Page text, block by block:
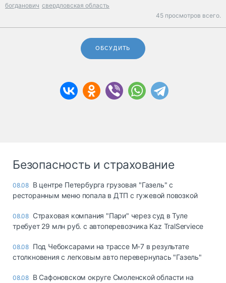
богданович свердловская область
45 просмотров всего.
ОБСУДИТЬ
Безопасность и страхование
08.08 В центре Петербурга грузовая "Газель" с
ресторанным меню попала в ДТП с гужевой повозкой
08.08 Страховая компания "Пари" через суд в Туле
требует 29 млн руб. с автоперевозчика Kaz TralServiece
08.08 Под Чебоксарами на трассе М-7 в результате
столкновения с легковым авто перевернулась "Газель"
08.08 В Сафоновском округе Смоленской области на